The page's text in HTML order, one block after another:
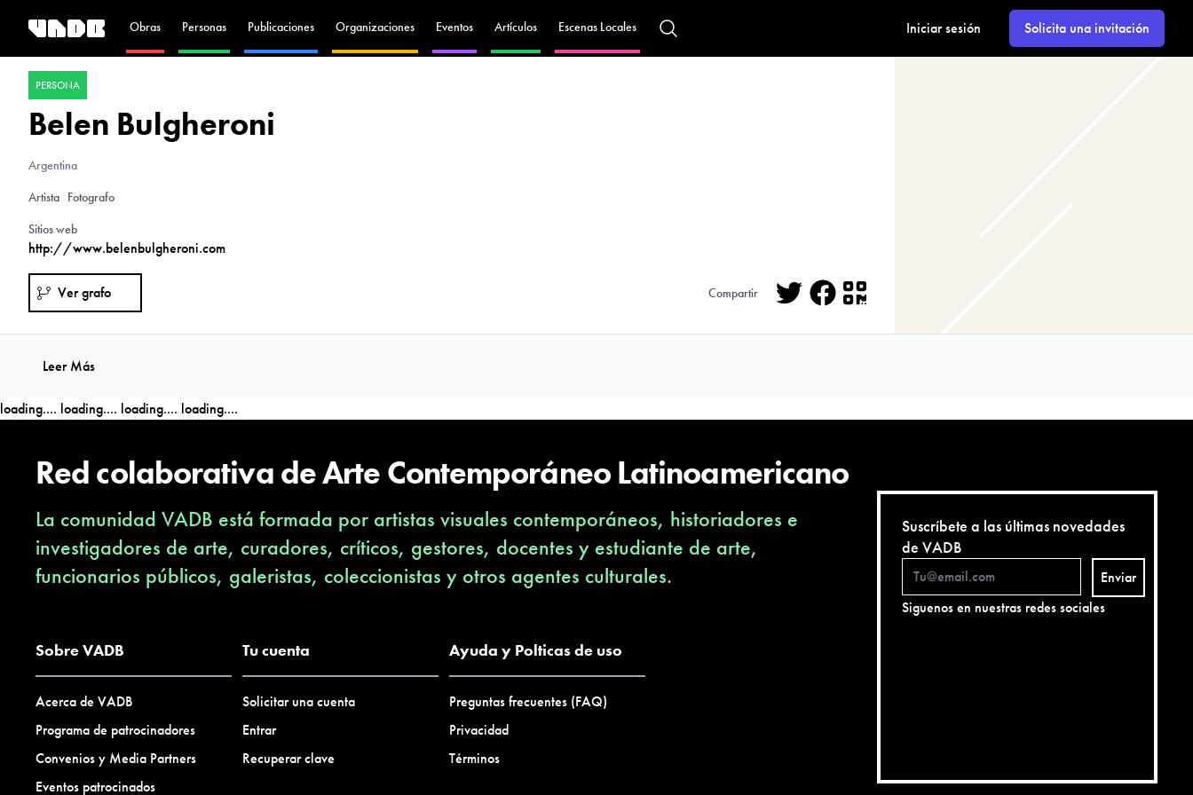
Obras Personas Publicaciones Organizaciones Eventos Artículos Escenas Locales Iniciar sesión Solicita una invitación
PERSONA
Belen Bulgheroni
Argentina
Artista Fotografo
Sitios web
http://www.belenbulgheroni.com
Ver grafo Compartir
Leer Más
loading.... loading.... loading.... loading....
Red colaborativa de Arte Contemporáneo Latinoamericano
La comunidad VADB está formada por artistas visuales contemporáneos, historiadores e
investigadores de arte, curadores, críticos, gestores, docentes y estudiante de arte,
funcionarios públicos, galeristas, coleccionistas y otros agentes culturales.
Sobre VADB
Acerca de VADB
Programa de patrocinadores
Convenios y Media Partners
Eventos patrocinados
Tu cuenta
Solicitar una cuenta
Entrar
Recuperar clave
Ayuda y Polticas de uso
Preguntas frecuentes (FAQ)
Privacidad
Términos
Suscríbete a las últimas novedades
de VADB
Enviar
Siguenos en nuestras redes sociales